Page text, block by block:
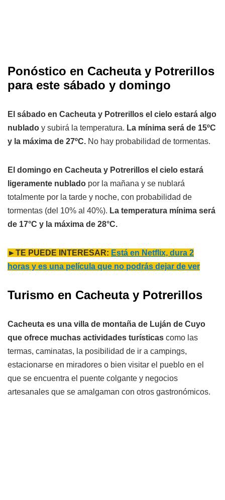
Ponóstico en Cacheuta y Potrerillos
para este sábado y domingo
El sábado en Cacheuta y Potrerillos el cielo estará algo
nublado y subirá la temperatura. La mínima será de 15ºC
y la máxima de 27ºC. No hay probabilidad de tormentas.
El domingo en Cacheuta y Potrerillos el cielo estará
ligeramente nublado por la mañana y se nublará
totalmente por la tarde y noche, con probabilidad de
tormentas (del 10% al 40%). La temperatura mínima será
de 17°C y la máxima de 28°C.
►TE PUEDE INTERESAR: Está en Netflix, dura 2
horas y es una película que no podrás dejar de ver
Turismo en Cacheuta y Potrerillos
Cacheuta es una villa de montaña de Luján de Cuyo
que ofrece muchas actividades turísticas como las
termas, caminatas, la posibilidad de ir a campings,
estacionarse en miradores o bien visitar el pueblo en el
que se encuentra el puente colgante y negocios
artesanales que se amalgaman con otros gastronómicos.